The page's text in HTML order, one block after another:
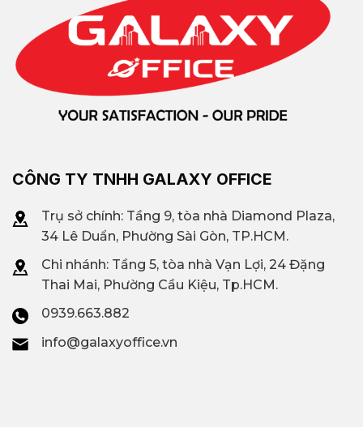
CÔNG TY TNHH GALAXY OFFICE
Trụ sở chính: Tầng 9, tòa nhà Diamond Plaza,
34 Lê Duẩn, Phường Sài Gòn, TP.HCM.
Chi nhánh: Tầng 5, tòa nhà Vạn Lợi, 24 Đặng
Thai Mai, Phường Cầu Kiệu, Tp.HCM.
0939.663.882
info@galaxyoffice.vn